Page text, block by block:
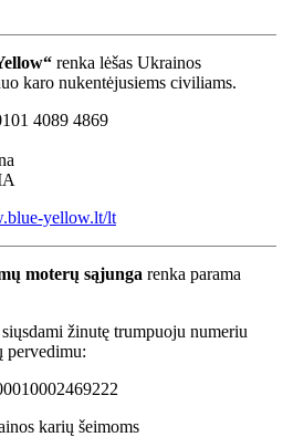
renka lėšas Ukrainos
karo nukentėjusiems civiliams.
4089 4869
yellow.lt/lt
moterų sąjunga renka parama
žinutę trumpuoju numeriu
pervedimu:
karių šeimoms